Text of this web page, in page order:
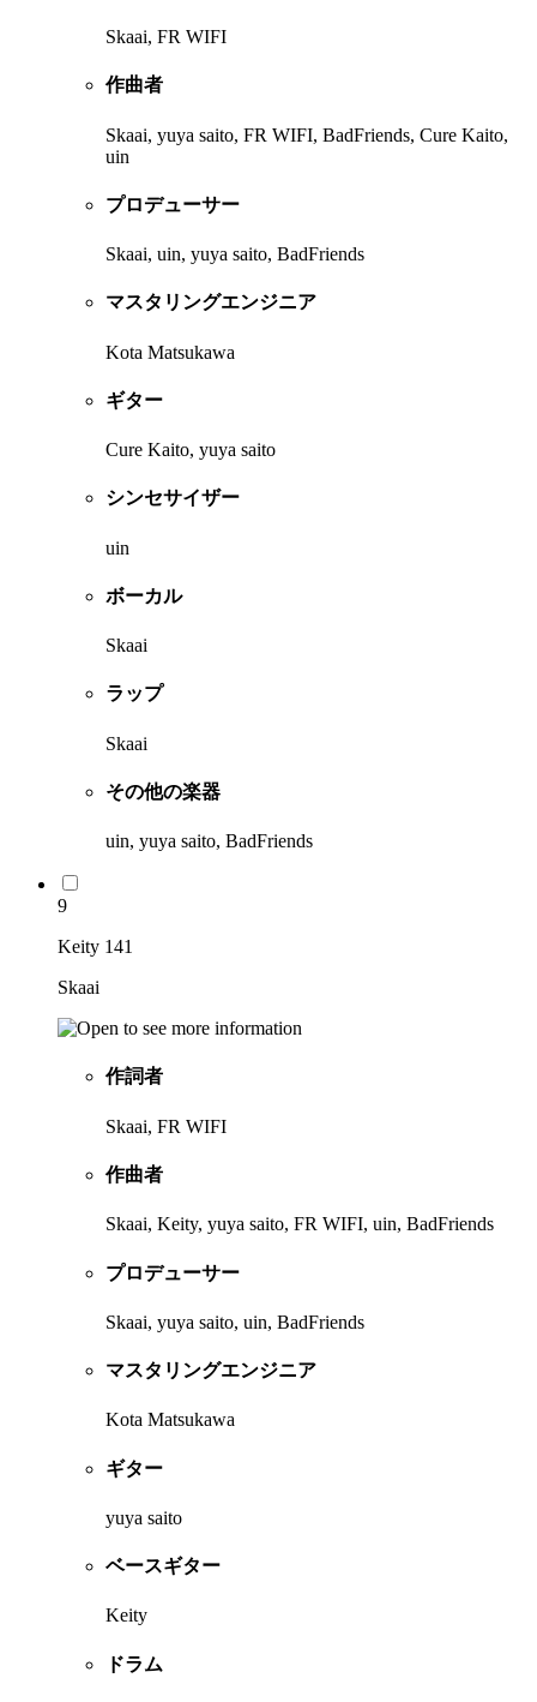
Skaai, FR WIFI
作曲者
Skaai, yuya saito, FR WIFI, BadFriends, Cure Kaito,
uin
プロデューサー
Skaai, uin, yuya saito, BadFriends
マスタリングエンジニア
Kota Matsukawa
ギター
Cure Kaito, yuya saito
シンセサイザー
uin
ボーカル
Skaai
ラップ
Skaai
その他の楽器
uin, yuya saito, BadFriends
9
Keity 141
Skaai
作詞者
Skaai, FR WIFI
作曲者
Skaai, Keity, yuya saito, FR WIFI, uin, BadFriends
プロデューサー
Skaai, yuya saito, uin, BadFriends
マスタリングエンジニア
Kota Matsukawa
ギター
yuya saito
ベースギター
Keity
ドラム